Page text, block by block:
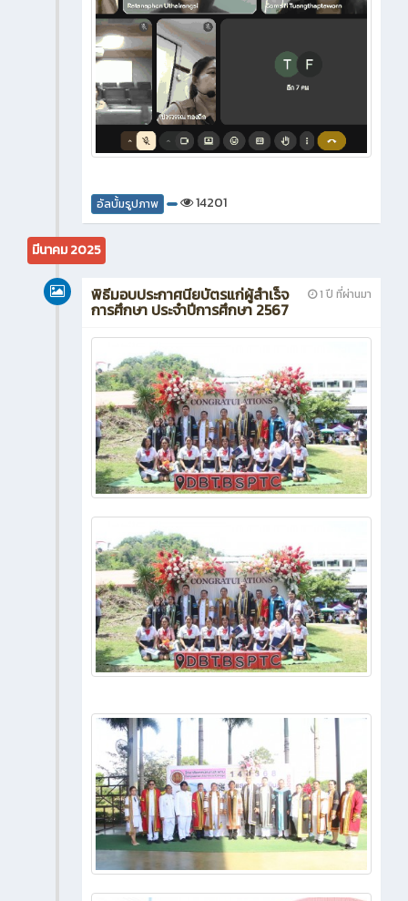
อัลบั้มรูปภาพ 14201
มีนาคม 2025
1 ปี ที่ผ่านมา
พิธีมอบประกาศนียบัตรแก่ผู้สำเร็จ
การศึกษา ประจำปีการศึกษา 2567